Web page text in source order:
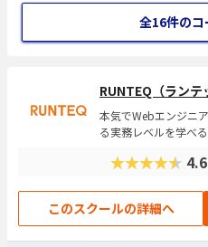
全16件のコ
RUNTEQ（ランテ
本気でWebエンジニ
る実務レベルを学べ
★★★★★
このスクールの詳細へ